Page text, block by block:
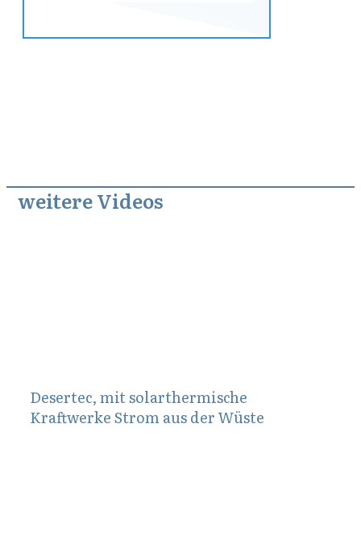
weitere Videos
Desertec, mit solarthermische
Kraftwerke Strom aus der Wüste